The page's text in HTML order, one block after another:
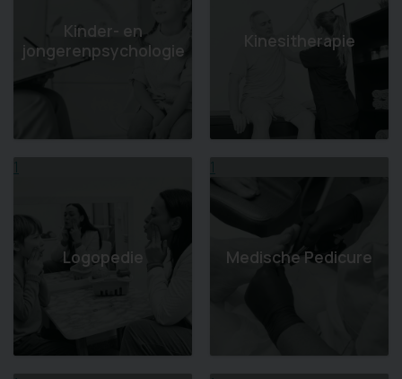
Kinder- en
jongerenpsychologie
Kinesitherapie
1
Logopedie
1
Medische Pedicure